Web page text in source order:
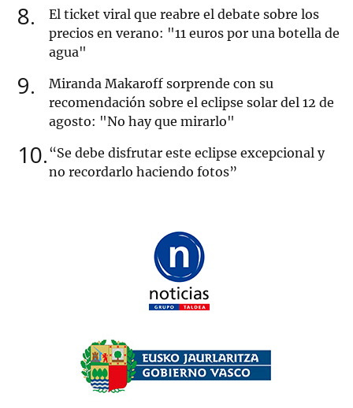
8
El ticket viral que reabre el debate sobre los
precios en verano: "11 euros por una botella de
agua"
9
Miranda Makaroff sorprende con su
recomendación sobre el eclipse solar del 12 de
agosto: "No hay que mirarlo"
10 “Se debe disfrutar este eclipse excepcional y
no recordarlo haciendo fotos”